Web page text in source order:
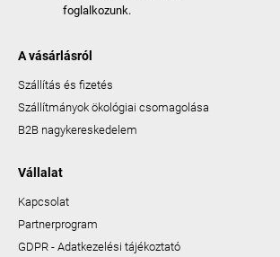
foglalkozunk.
A vásárlásról
Szállítás és fizetés
Szállítmányok ökológiai csomagolása
B2B nagykereskedelem
Vállalat
Kapcsolat
Partnerprogram
GDPR - Adatkezelési tájékoztató